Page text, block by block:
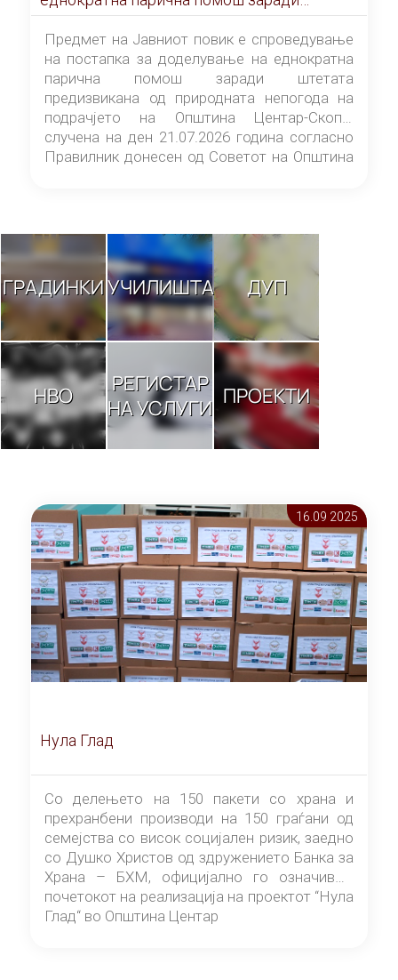
штетата предизвикана од природната
непогода на подрачјето на Општина
Центар-Скопје случена на ден 21.07.2026
година
Предмет на Јавниот повик е спроведување
на постапка за доделување на еднократна
парична помош заради штетата
предизвикана од природната непогода на
подрачјето на Општина Центар-Скопје
случена на ден 21.07.2026 година согласно
Правилник донесен од Советот на Општина
ГРАДИНКИУЧИЛИШТА ДУП
НВО
РЕГИСТАР
НА УСЛУГИ ПРОЕКТИ
16.09 2025
Нула Глад
Со делењето на 150 пакети со храна и
прехранбени производи на 150 граѓани од
семејства со висок социјален ризик, заедно
со Душко Христов од здружението Банка за
Храна – БХМ, официјално го означивме
почетокот на реализација на проектот “Нула
Глад“ во Општина Центар